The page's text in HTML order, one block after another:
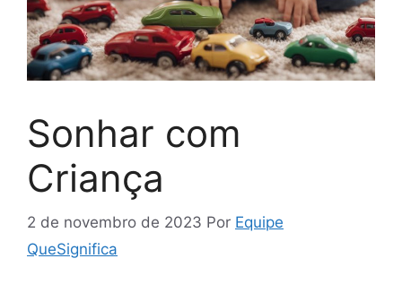
Sonhar com
Criança
2 de novembro de 2023 Por Equipe
QueSignifica